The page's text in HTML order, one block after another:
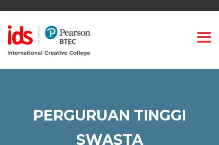
PERGURUAN TINGGI
SWASTA